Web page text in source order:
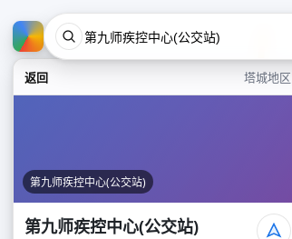
返回 塔城地区
第九师疾控中心(公交站)
第九师疾控中心(公交站)